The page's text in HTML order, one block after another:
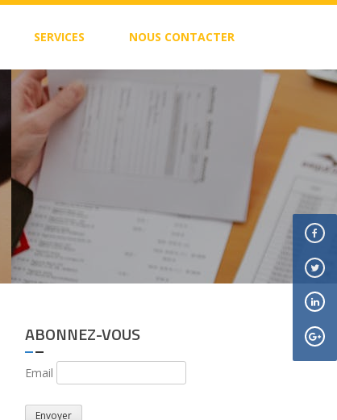
SERVICES NOUS CONTACTER
ABONNEZ-VOUS
Email